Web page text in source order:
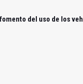
del uso de los